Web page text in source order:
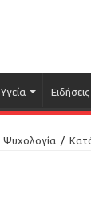
Υγεία Ειδήσεις
Ψυχολογία /